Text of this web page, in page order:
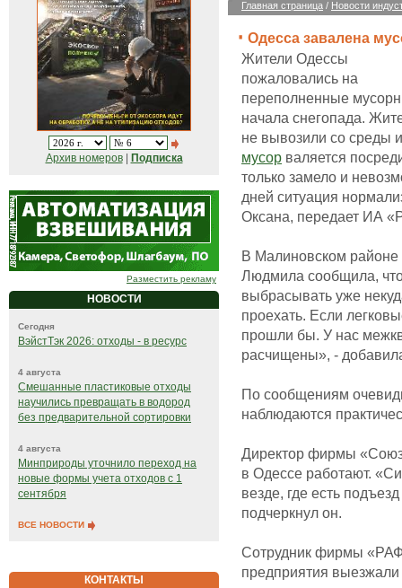
Архив номеров| Подписка
Разместить рекламу
НОВОСТИ
Сегодня
ВэйстТэк 2026: отходы - в ресурс
4 августа
Смешанные пластиковые отходы
научились превращать в водород
без предварительной сортировки
4 августа
Минприроды уточнило переход на
новые формы учета отходов с 1
сентября
ВСЕ НОВОСТИ
КОНТАКТЫ
Главная страница / Новости
Одесса завалена
Жители Одессы
пожаловались на
переполненные
начала снегопада.
не вывозили со среды
мусор валяется
только замело и
дней ситуация
Оксана, передает ИА
В Малиновском районе
Людмила сообщила,
выбрасывать уже
проехать. Если
прошли бы. У нас
расчищены», -
По сообщениям
наблюдаются
Директор фирмы
в Одессе работают.
везде, где есть
подчеркнул он.
Сотрудник фирмы
предприятия